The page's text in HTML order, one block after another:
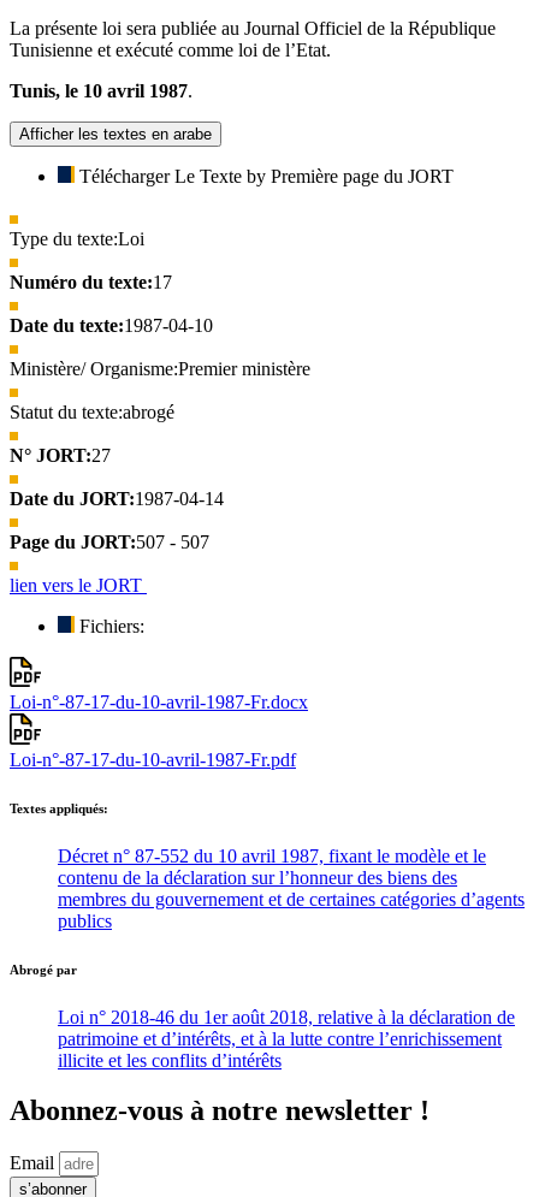
La présente loi sera publiée au Journal Officiel de la République
Tunisienne et exécuté comme loi de l’Etat.
Tunis, le 10 avril 1987.
Afficher les textes en arabe
Télécharger Le Texte by Première page du JORT
Type du texte:Loi
Numéro du texte:17
Date du texte:1987-04-10
Ministère/ Organisme:Premier ministère
Statut du texte:abrogé
N° JORT:27
Date du JORT:1987-04-14
Page du JORT:507 - 507
lien vers le JORT
Fichiers:
Loi-n°-87-17-du-10-avril-1987-Fr.docx
Loi-n°-87-17-du-10-avril-1987-Fr.pdf
Textes appliqués:
Décret n° 87-552 du 10 avril 1987, fixant le modèle et le
contenu de la déclaration sur l’honneur des biens des
membres du gouvernement et de certaines catégories d’agents
publics
Abrogé par
Loi n° 2018-46 du 1er août 2018, relative à la déclaration de
patrimoine et d’intérêts, et à la lutte contre l’enrichissement
illicite et les conflits d’intérêts
Abonnez-vous à notre newsletter !
Email
s’abonner